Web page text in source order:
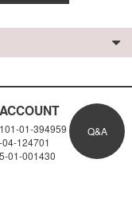
01-394959
124701
01-001430
Q&A